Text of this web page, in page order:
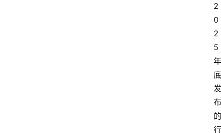
2
0
2
5
年
底
发
布
的
行